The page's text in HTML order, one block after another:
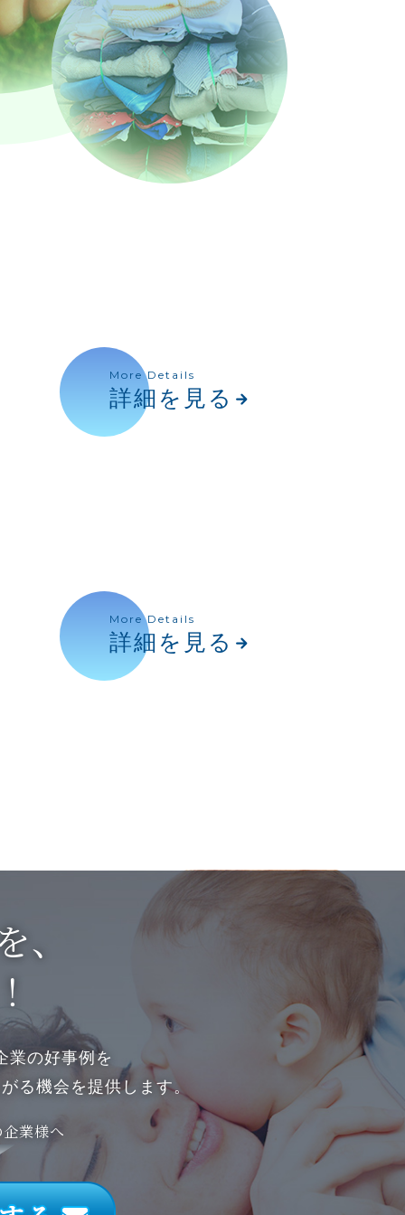
More Details
詳細を見る arrow_forward
More Details
詳細を見る arrow_forward
業の好事例を
る機会を提供します。
業様へ